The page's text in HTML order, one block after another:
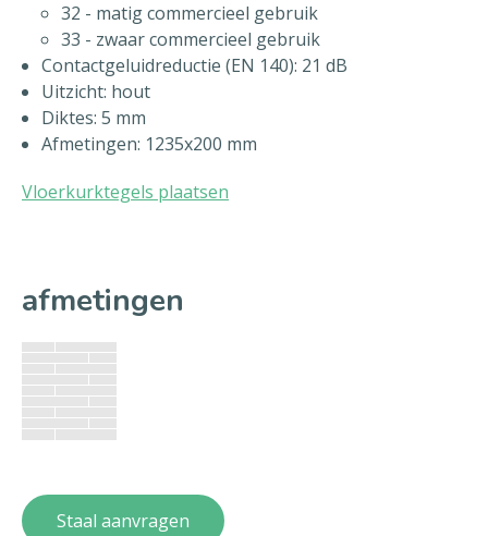
32 - matig commercieel gebruik
33 - zwaar commercieel gebruik
Contactgeluidreductie (EN 140): 21 dB
Uitzicht: hout
Diktes: 5 mm
Afmetingen: 1235x200 mm
Vloerkurktegels plaatsen
afmetingen
Staal aanvragen